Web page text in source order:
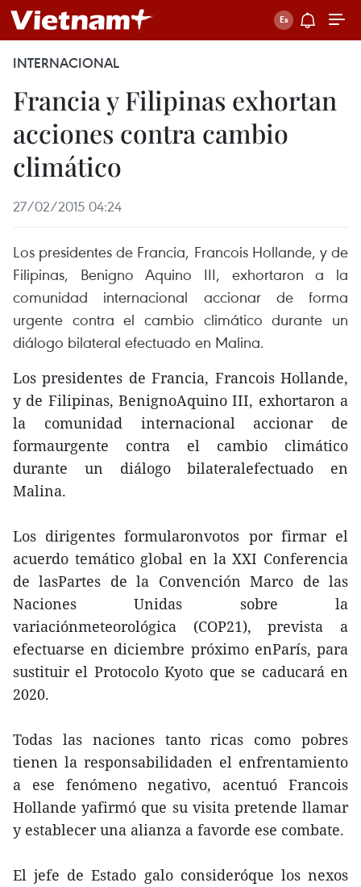
INTERNACIONAL
Francia y Filipinas exhortan
acciones contra cambio
climático
27/02/2015 04:24
Los presidentes de Francia, Francois Hollande, y de
Filipinas, Benigno Aquino III, exhortaron a la
comunidad internacional accionar de forma
urgente contra el cambio climático durante un
diálogo bilateral efectuado en Malina.
Los presidentes de Francia, Francois Hollande,
y de Filipinas, BenignoAquino III, exhortaron a
la comunidad internacional accionar de
formaurgente contra el cambio climático
durante un diálogo bilateralefectuado en
Malina.
Los dirigentes formularonvotos por firmar el
acuerdo temático global en la XXI Conferencia
de lasPartes de la Convención Marco de las
Naciones Unidas sobre la
variaciónmeteorológica (COP21), prevista a
efectuarse en diciembre próximo enParís, para
sustituir el Protocolo Kyoto que se caducará en
2020.
Todas las naciones tanto ricas como pobres
tienen la responsabilidaden el enfrentamiento
a ese fenómeno negativo, acentuó Francois
Hollande yafirmó que su visita pretende llamar
y establecer una alianza a favorde ese combate.
El jefe de Estado galo consideróque los nexos